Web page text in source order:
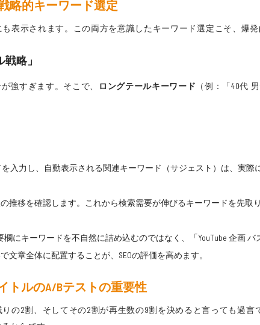
略的キーワード選定
表示されます。この両方を意識したキーワード選定こそ、爆
略」
強すぎます。そこで、 ロングテールキーワード （例：「40代
入力し、自動表示される関連キーワード（サジェスト）は、実際
推移を確認します。これから検索需要が伸びるキーワードを先
欄にキーワードを不自然に詰め込むのではなく、「YouTube 企画
章全体に配置することが、SEOの評価を高めます。
トルのA/Bテストの重要性
の2割、そしてその2割が再生数の9割を決めると言っても過